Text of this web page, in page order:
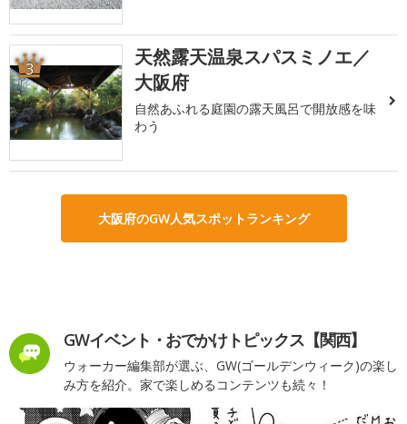
3
天然露天温泉スパスミノエ／
大阪府
自然あふれる庭園の露天風呂で開放感を味
わう
大阪府のGW人気スポットランキング
GWイベント・おでかけトピックス【関西】
ウォーカー編集部が選ぶ、GW(ゴールデンウィーク)の楽し
み方を紹介。家で楽しめるコンテンツも続々！